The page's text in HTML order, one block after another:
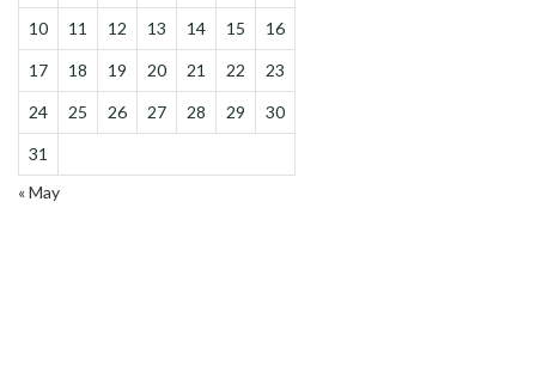
10 11 12 13 14 15 16
17 18 19 20 21 22 23
24 25 26 27 28 29 30
31
« May